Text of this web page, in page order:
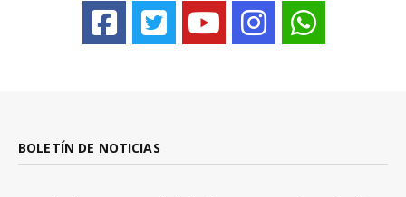
BOLETÍN DE NOTICIAS